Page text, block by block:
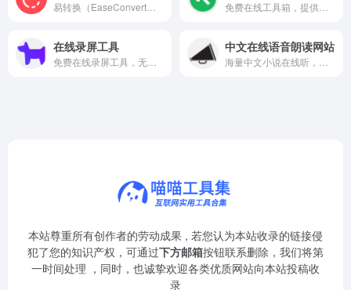
在线录屏工具 中文在线语音朗读网站
本站尊重所有创作者的劳动成果 , 若您认为本站收录的链接侵
犯了您的知识产权，可通过下方邮箱按钮联系删除，我们将第
一时间处理 ，同时，也诚挚欢迎各类优质网站向本站投稿收
录